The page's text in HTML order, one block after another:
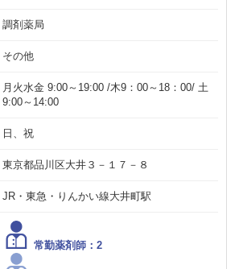
調剤薬局
その他
月火水金 9:00～19:00 /木9：00～18：00/ 土
9:00～14:00
日、祝
東京都品川区大井３－１７－８
JR・東急・りんかい線大井町駅
常勤薬剤師：2